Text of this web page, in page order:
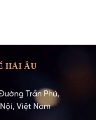
HẢI ÂU
Trần Phú,
Việt Nam